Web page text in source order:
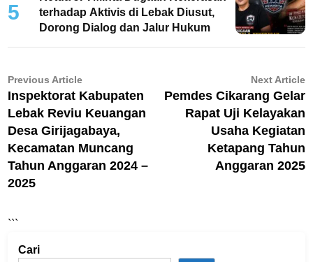
5
terhadap Aktivis di Lebak Diusut,
Dorong Dialog dan Jalur Hukum
Navigasi
pos
Previous ArticlePrevious
article:
Inspektorat Kabupaten
Lebak Reviu Keuangan
Desa Girijagabaya,
Kecamatan Muncang
Tahun Anggaran 2024 –
2025
Next Article
Pemdes Cikarang Gelar
Rapat Uji Kelayakan
Usaha Kegiatan
Ketapang Tahun
Anggaran 2025
```
Cari